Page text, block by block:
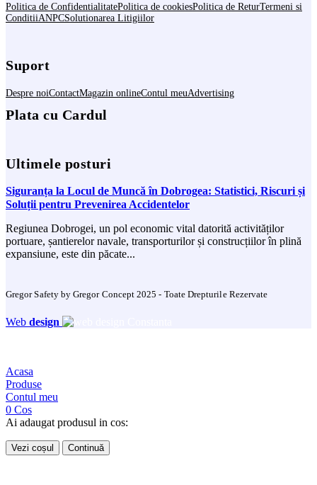
Politica de ConfidentialitatePolitica de cookiesPolitica de ReturTermeni si
ConditiiANPCSolutionarea Litigiilor
Suport
Despre noiContactMagazin onlineContul meuAdvertising
Plata cu Cardul
Ultimele posturi
Siguranța la Locul de Muncă în Dobrogea: Statistici, Riscuri și
Soluții pentru Prevenirea Accidentelor
Regiunea Dobrogei, un pol economic vital datorită activităților
portuare, șantierelor navale, transporturilor și construcțiilor în plină
expansiune, este din păcate...
Gregor Safety by Gregor Concept 2025 - Toate Drepturile Rezervate
Web design
Acasa
Produse
Contul meu
0 Cos
Ai adaugat produsul in cos:
Vezi coșul Continuă